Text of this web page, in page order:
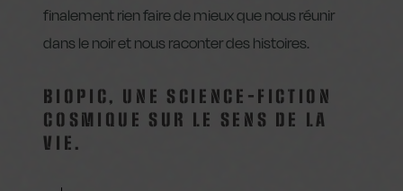
finalement rien faire de mieux que nous réunir
dans le noir et nous raconter des histoires.
BIOPIC, UNE SCIENCE-FICTION
COSMIQUE SUR LE SENS DE LA
VIE.